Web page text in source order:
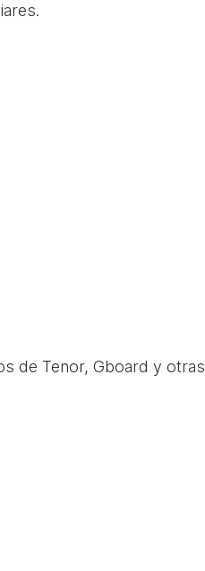
de Tenor, Gboard y otras